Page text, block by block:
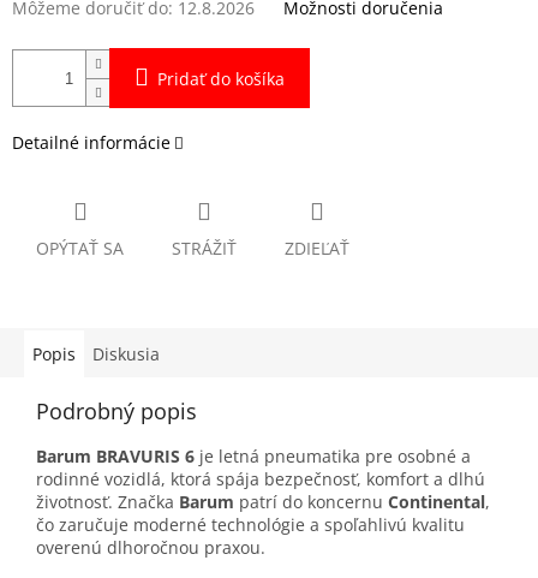
Môžeme doručiť do: 12.8.2026 Možnosti doručenia
Pridať do košíka
Detailné informácie
OPÝTAŤ SA STRÁŽIŤ ZDIEĽAŤ
Popis Diskusia
Podrobný popis
Barum BRAVURIS 6 je letná pneumatika pre osobné a
rodinné vozidlá, ktorá spája bezpečnosť, komfort a dlhú
životnosť. Značka Barum patrí do koncernu Continental,
čo zaručuje moderné technológie a spoľahlivú kvalitu
overenú dlhoročnou praxou.